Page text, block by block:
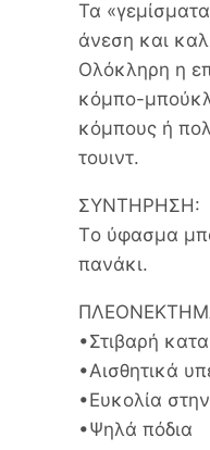
Τα
άνεση και
Ολόκληρη η
κόμπο-
κόμπους ή
τουιντ.
ΣΥΝΤΗΡΗΣΗ:
Tο ύφασμα
πανάκι.
•Στιβαρή
•Αισθητικά
•Ευκολία
•Ψηλά πόδια